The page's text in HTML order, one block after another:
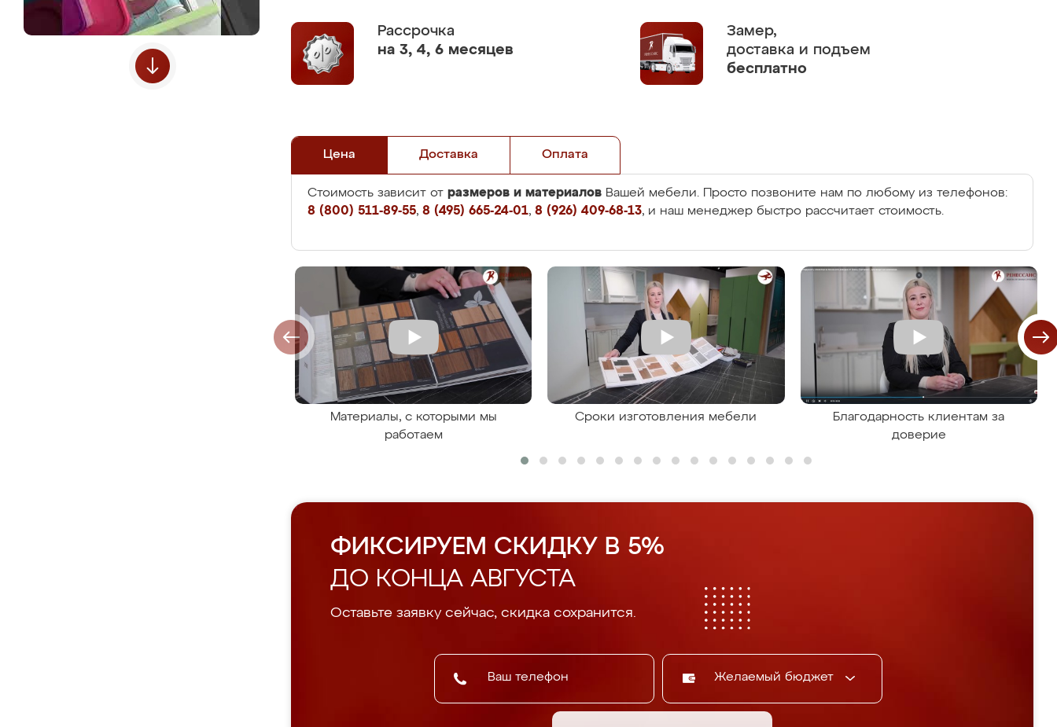
Рассрочка
на 3, 4, 6 месяцев
Замер,
доставка и подъем
бесплатно
Цена Доставка Оплата
Стоимость зависит от размеров и материалов Вашей мебели. Просто позвоните нам по любому из телефонов:
8 (800) 511-89-55, 8 (495) 665-24-01, 8 (926) 409-68-13, и наш менеджер быстро рассчитает стоимость.
Материалы, с которыми мы
работаем
Сроки изготовления мебели
Благодарность клиентам за
доверие
ФИКСИРУЕМ СКИДКУ В 5%
ДО КОНЦА АВГУСТА
Оставьте заявку сейчас, скидка сохранится.
Желаемый бюджет